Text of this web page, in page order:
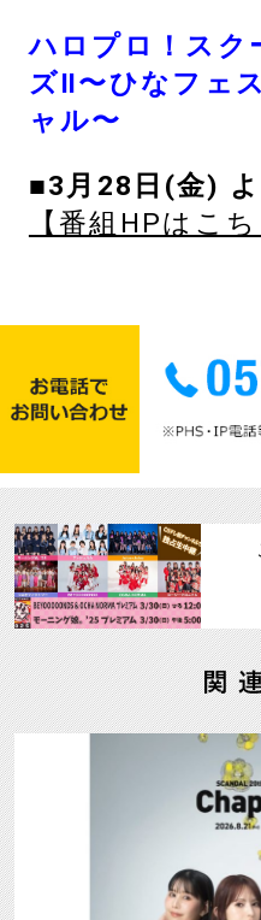
ハロプロ！スク
ズⅡ〜ひなフェ
ャル〜
■3月28日(金)
【番組HPはこち